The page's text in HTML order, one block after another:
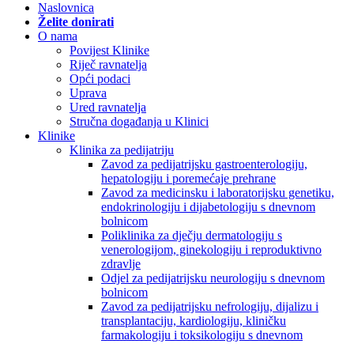
Naslovnica
Želite donirati
O nama
Povijest Klinike
Riječ ravnatelja
Opći podaci
Uprava
Ured ravnatelja
Stručna događanja u Klinici
Klinike
Klinika za pedijatriju
Zavod za pedijatrijsku gastroenterologiju,
hepatologiju i poremećaje prehrane
Zavod za medicinsku i laboratorijsku genetiku,
endokrinologiju i dijabetologiju s dnevnom
bolnicom
Poliklinika za dječju dermatologiju s
venerologijom, ginekologiju i reproduktivno
zdravlje
Odjel za pedijatrijsku neurologiju s dnevnom
bolnicom
Zavod za pedijatrijsku nefrologiju, dijalizu i
transplantaciju, kardiologiju, kliničku
farmakologiju i toksikologiju s dnevnom